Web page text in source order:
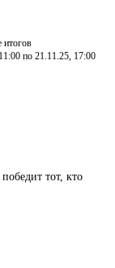
итогов
по 21.11.25, 17:00
тот, кто